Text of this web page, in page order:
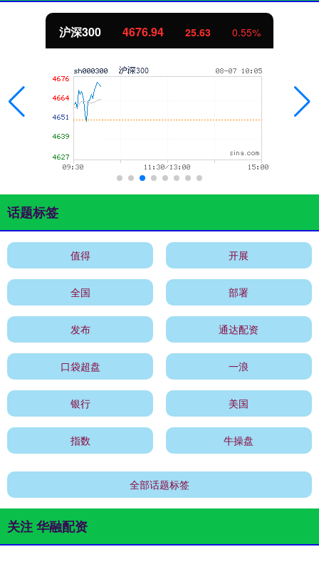
沪深300 4676.94 25.63 0.55%
话题标签
值得 开展
全国 部署
发布 通达配资
口袋超盘 一浪
银行 美国
指数 牛操盘
全部话题标签
关注 华融配资